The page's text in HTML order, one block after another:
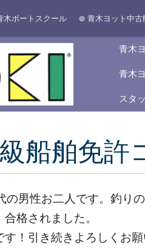
木ボートスクール 青木ヨット中古
青木
青木
スタ
船舶免許
男性お二人です。釣り
格されました。
！引き続きよろしくお願